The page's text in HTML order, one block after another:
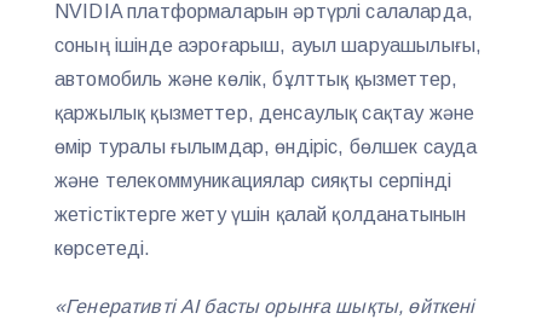
NVIDIA платформаларын әртүрлі салаларда,
соның ішінде аэроғарыш, ауыл шаруашылығы,
автомобиль және көлік, бұлттық қызметтер,
қаржылық қызметтер, денсаулық сақтау және
өмір туралы ғылымдар, өндіріс, бөлшек сауда
және телекоммуникациялар сияқты серпінді
жетістіктерге жету үшін қалай қолданатынын
көрсетеді.
«Генеративті AI басты орынға шықты, өйткені